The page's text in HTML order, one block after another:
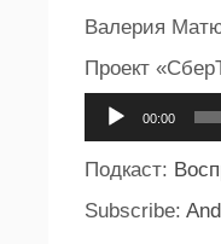
Валерия
Проект
00:00
Подкаст:
Subscribe: